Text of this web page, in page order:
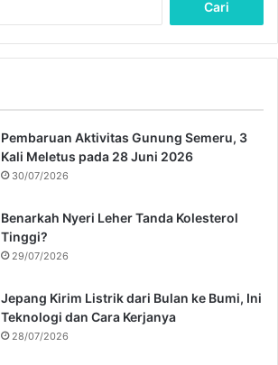
t
k
Pembaruan Aktivitas Gunung Semeru, 3
Kali Meletus pada 28 Juni 2026
30/07/2026
Benarkah Nyeri Leher Tanda Kolesterol
Tinggi?
29/07/2026
Jepang Kirim Listrik dari Bulan ke Bumi, Ini
Teknologi dan Cara Kerjanya
28/07/2026